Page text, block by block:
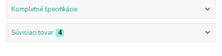
Kompletné špecifikácie
Súvisiaci tovar 4